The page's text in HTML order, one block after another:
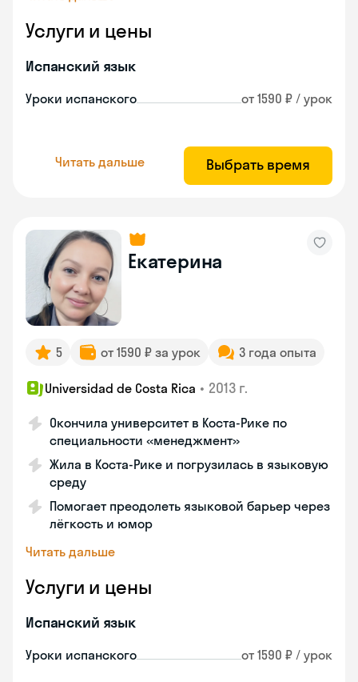
Услуги и цены
Испанский язык
Уроки испанского от 1590 ₽ / урок
Читать дальше Выбрать время
Екатерина
5 от 1590 ₽ за урок 3 года опыта
Universidad de Costa Rica • 2013 г.
Окончила университет в Коста‑Рике по
специальности «менеджмент»
Жила в Коста‑Рике и погрузилась в языковую
среду
Помогает преодолеть языковой барьер через
лёгкость и юмор
Читать дальше
Услуги и цены
Испанский язык
Уроки испанского от 1590 ₽ / урок